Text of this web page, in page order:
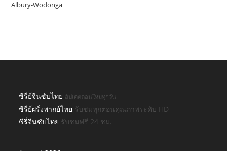
Albury-Wodonga
ซีรี่ย์จีนซับไทย อัปเดตตอนใหม่ทุกวัน
ซีรี่ย์ฝรั่งพากย์ไทย รับชมทุกตอนคุณภาพระดับ HD
ซีรี่จีนซับไทย รับชมฟรี 24 ชม.